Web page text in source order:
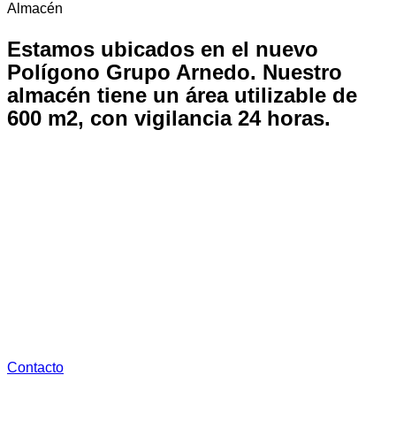
Almacén
Estamos ubicados en el nuevo
Polígono Grupo Arnedo. Nuestro
almacén tiene un área utilizable de
600 m2, con vigilancia 24 horas.
Contacto